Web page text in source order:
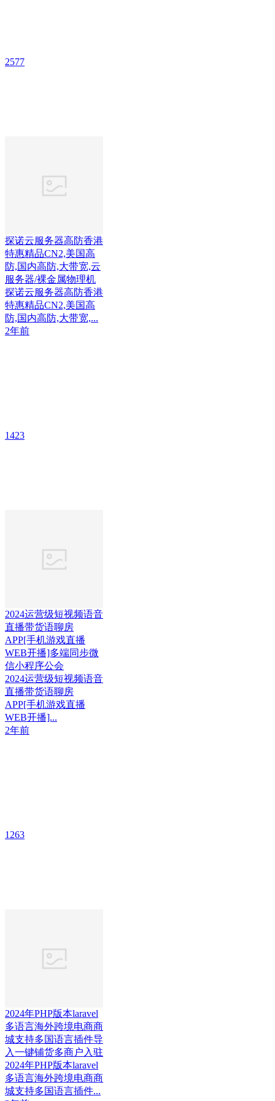
2577
探诺云服务器高防香港
特惠精品CN2,美国高
防,国内高防,大带宽,云
服务器/裸金属物理机
探诺云服务器高防香港
特惠精品CN2,美国高
防,国内高防,大带宽,...
2年前
1423
2024运营级短视频语音
直播带货语聊房
APP[手机游戏直播
WEB开播]多端同步微
信小程序公会
2024运营级短视频语音
直播带货语聊房
APP[手机游戏直播
WEB开播]...
2年前
1263
2024年PHP版本laravel
多语言海外跨境电商商
城支持多国语言插件导
入一键铺货多商户入驻
2024年PHP版本laravel
多语言海外跨境电商商
城支持多国语言插件...